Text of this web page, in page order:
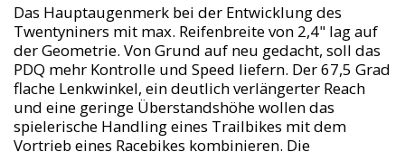
Das Hauptaugenmerk bei der Entwicklung des
Twentyniners mit max. Reifenbreite von 2,4" lag auf
der Geometrie. Von Grund auf neu gedacht, soll das
PDQ mehr Kontrolle und Speed liefern. Der 67,5 Grad
flache Lenkwinkel, ein deutlich verlängerter Reach
und eine geringe Überstandshöhe wollen das
spielerische Handling eines Trailbikes mit dem
Vortrieb eines Racebikes kombinieren. Die